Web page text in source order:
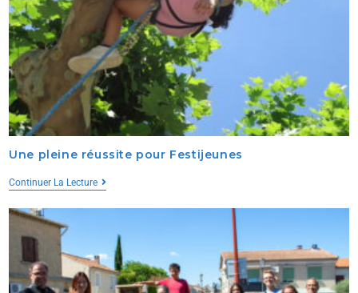
Une pleine réussite pour Festijeunes
Continuer La Lecture